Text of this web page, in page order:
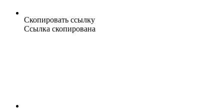
Скопировать ссылку
Ссылка скопирована